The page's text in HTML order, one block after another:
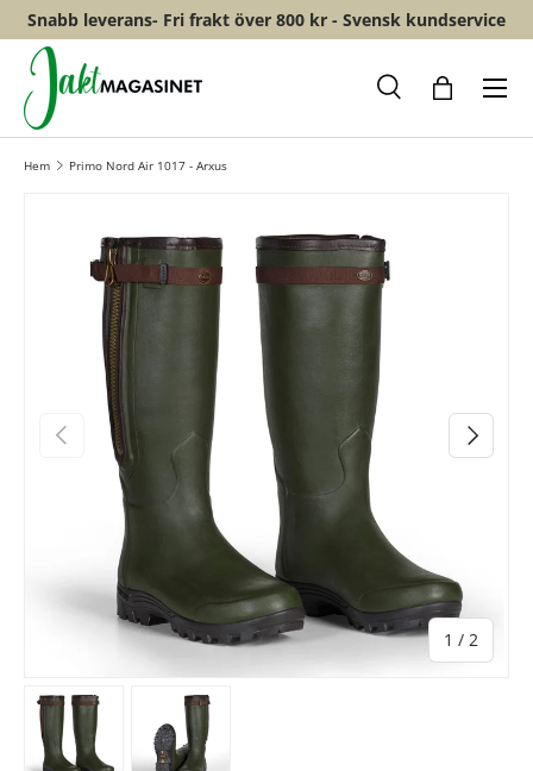
HOPPA TILL INNEHÅLL
Snabb leverans- Fri frakt över 800 kr - Svensk kundservice
Sök
Meny
Hem Primo Nord Air 1017 - Arxus
FÖREGÅENDE
1 / av
2
NÄSTA